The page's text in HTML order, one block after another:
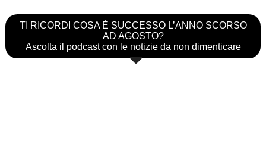
TI RICORDI COSA È SUCCESSO L’ANNO SCORSO
AD AGOSTO?
Ascolta il podcast con le notizie da non dimenticare